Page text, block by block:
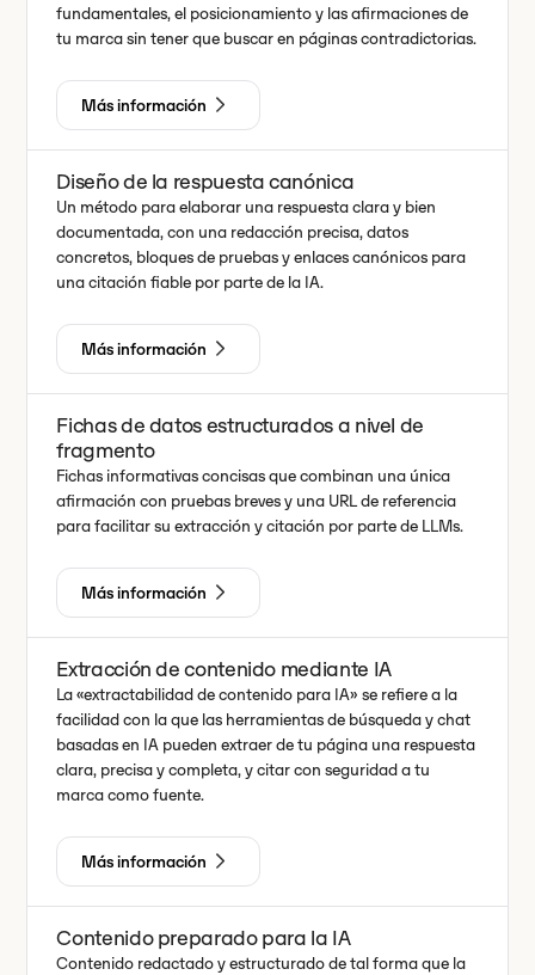
fundamentales, el posicionamiento y las afirmaciones de
tu marca sin tener que buscar en páginas contradictorias.
Más información
Diseño de la respuesta canónica
Un método para elaborar una respuesta clara y bien
documentada, con una redacción precisa, datos
concretos, bloques de pruebas y enlaces canónicos para
una citación fiable por parte de la IA.
Más información
Fichas de datos estructurados a nivel de
fragmento
Fichas informativas concisas que combinan una única
afirmación con pruebas breves y una URL de referencia
para facilitar su extracción y citación por parte de LLMs.
Más información
Extracción de contenido mediante IA
La «extractabilidad de contenido para IA» se refiere a la
facilidad con la que las herramientas de búsqueda y chat
basadas en IA pueden extraer de tu página una respuesta
clara, precisa y completa, y citar con seguridad a tu
marca como fuente.
Más información
Contenido preparado para la IA
Contenido redactado y estructurado de tal forma que la